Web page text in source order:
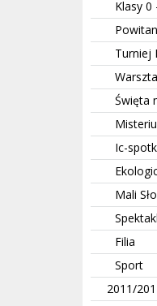
Klasy 0
Turniej
Święta
Ic-
Mali
Filia
Sport
2011/